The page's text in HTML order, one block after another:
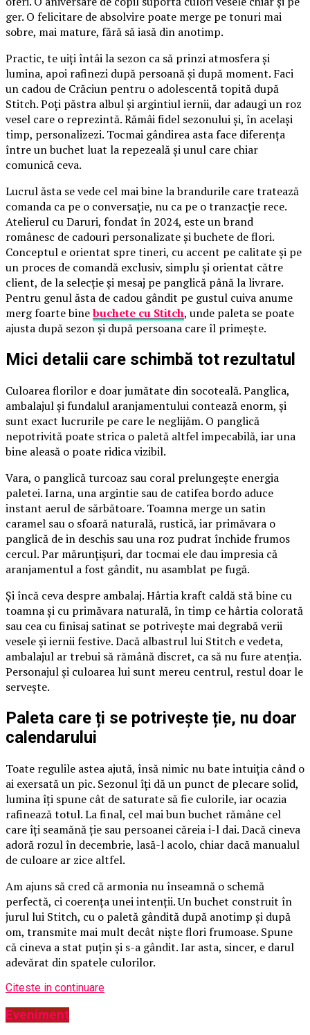
ger. O felicitare de absolvire poate merge pe tonuri mai
sobre, mai mature, fără să iasă din anotimp.
Practic, te uiți întâi la sezon ca să prinzi atmosfera și
lumina, apoi rafinezi după persoană și după moment. Faci
un cadou de Crăciun pentru o adolescentă topită după
Stitch. Poți păstra albul și argintiul iernii, dar adaugi un roz
vesel care o reprezintă. Rămâi fidel sezonului și, în același
timp, personalizezi. Tocmai gândirea asta face diferența
între un buchet luat la repezeală și unul care chiar
comunică ceva.
Lucrul ăsta se vede cel mai bine la brandurile care tratează
comanda ca pe o conversație, nu ca pe o tranzacție rece.
Atelierul cu Daruri, fondat în 2024, este un brand
românesc de cadouri personalizate și buchete de flori.
Conceptul e orientat spre tineri, cu accent pe calitate și pe
un proces de comandă exclusiv, simplu și orientat către
client, de la selecție și mesaj pe panglică până la livrare.
Pentru genul ăsta de cadou gândit pe gustul cuiva anume
merg foarte binebuchete cu Stitch, unde paleta se poate
ajusta după sezon și după persoana care îl primește.
Mici detalii care schimbă tot rezultatul
Culoarea florilor e doar jumătate din socoteală. Panglica,
ambalajul și fundalul aranjamentului contează enorm, și
sunt exact lucrurile pe care le neglijăm. O panglică
nepotrivită poate strica o paletă altfel impecabilă, iar una
bine aleasă o poate ridica vizibil.
Vara, o panglică turcoaz sau coral prelungește energia
paletei. Iarna, una argintie sau de catifea bordo aduce
instant aerul de sărbătoare. Toamna merge un satin
caramel sau o sfoară naturală, rustică, iar primăvara o
panglică de in deschis sau una roz pudrat închide frumos
cercul. Par mărunțișuri, dar tocmai ele dau impresia că
aranjamentul a fost gândit, nu asamblat pe fugă.
Și încă ceva despre ambalaj. Hârtia kraft caldă stă bine cu
toamna și cu primăvara naturală, în timp ce hârtia colorată
sau cea cu finisaj satinat se potrivește mai degrabă verii
vesele și iernii festive. Dacă albastrul lui Stitch e vedeta,
ambalajul ar trebui să rămână discret, ca să nu fure atenția.
Personajul și culoarea lui sunt mereu centrul, restul doar le
servește.
Paleta care ți se potrivește ție, nu doar
calendarului
Toate regulile astea ajută, însă nimic nu bate intuiția când o
ai exersată un pic. Sezonul îți dă un punct de plecare solid,
lumina îți spune cât de saturate să fie culorile, iar ocazia
rafinează totul. La final, cel mai bun buchet rămâne cel
care îți seamănă ție sau persoanei căreia i-l dai. Dacă cineva
adoră rozul în decembrie, lasă-l acolo, chiar dacă manualul
de culoare ar zice altfel.
Am ajuns să cred că armonia nu înseamnă o schemă
perfectă, ci coerența unei intenții. Un buchet construit în
jurul lui Stitch, cu o paletă gândită după anotimp și după
om, transmite mai mult decât niște flori frumoase. Spune
că cineva a stat puțin și s-a gândit. Iar asta, sincer, e darul
adevărat din spatele culorilor.
Citeste in continuare
Eveniment